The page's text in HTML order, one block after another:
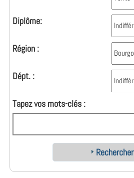
Diplôme:
Région :
Dépt. :
Tapez vos mots-clés :
Rechercher